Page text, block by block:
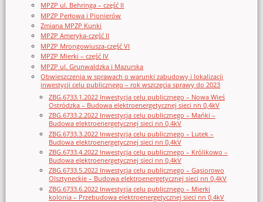
MPZP ul. Behringa – część II
MPZP Perłowa i Pionierów
Zmiana MPZP Kunki
MPZP Ameryka-część II
MPZP Mrongowiusza-część VI
MPZP Mierki – część IV
MPZP ul. Grunwaldzka i Mazurska
Obwieszczenia w sprawach o warunki zabudowy i lokalizacji
inwestycji celu publicznego – rok wszczęcia sprawy do 2023
ZBG.6733.1.2022 Inwestycja celu publicznego – Nowa Wieś
Ostródzka – Budowa elektroenergetycznej sieci nn 0,4kV
ZBG.6733.2.2022 Inwestycja celu publicznego – Mańki –
Budowa elektroenergetycznej sieci nn 0,4kV
ZBG.6733.3.2022 Inwestycja celu publicznego – Lutek –
Budowa elektroenergetycznej sieci nn 0,4kV
ZBG.6733.4.2022 Inwestycja celu publicznego – Królikowo –
Budowa elektroenergetycznej sieci nn 0,4kV
ZBG.6733.5.2022 Inwestycja celu publicznego – Gąsiorowo
Olsztyneckie – Budowa elektroenergetycznej sieci nn 0,4kV
ZBG.6733.6.2022 Inwestycja celu publicznego – Mierki
kolonia – Przebudowa elektroenergetycznej sieci nn 0,4kV